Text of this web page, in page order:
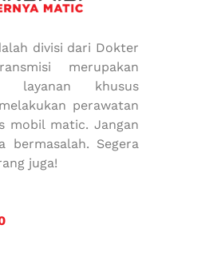
divisi dari Dokter
merupakan
layanan khusus
perawatan
mobil matic. Jangan
bermasalah. Segera
juga!